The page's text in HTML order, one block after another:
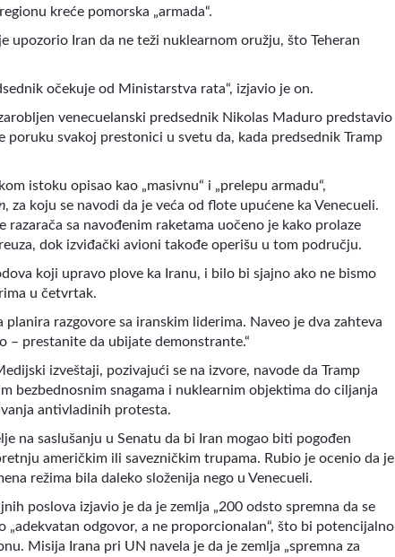
kreće pomorska „armada“.
upozorio Iran da ne teži nuklearnom oružju, što Teheran
očekuje od Ministarstva rata“, izjavio je on.
venecuelanski predsednik Nikolas Maduro predstavio
poruku svakoj prestonici u svetu da, kada predsednik Tramp
istoku opisao kao „masivnu“ i „prelepu armadu“,
, za koju se navodi da je veća od flote upućene ka Venecueli.
sa navođenim raketama uočeno je kako prolaze
dok izviđački avioni takođe operišu u tom području.
koji upravo plove ka Iranu, i bilo bi sjajno ako ne bismo
u četvrtak.
razgovore sa iranskim liderima. Naveo je dva zahteva
– prestanite da ubijate demonstrante.“
izveštaji, pozivajući se na izvore, navode da Tramp
bezbednosnim snagama i nuklearnim objektima do ciljanja
antivladinih protesta.
na saslušanju u Senatu da bi Iran mogao biti pogođen
američkim ili savezničkim trupama. Rubio je ocenio da je
režima bila daleko složenija nego u Venecueli.
poslova izjavio je da je zemlja „200 odsto spremna da se
„adekvatan odgovor, a ne proporcionalan“, što bi potencijalno
Misija Irana pri UN navela je da je zemlja „spremna za